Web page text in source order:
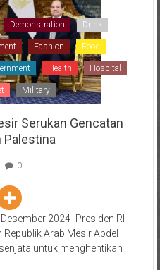
Demonstration Drink
Fashion Food
Health Hospital
Military
Serukan Gencatan
Palestina
0
2024- Presiden RI
Arab Mesir Abdel
untuk menghentikan